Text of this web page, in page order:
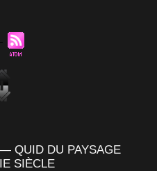
QUID DU PAYSAGE
SIÈCLE